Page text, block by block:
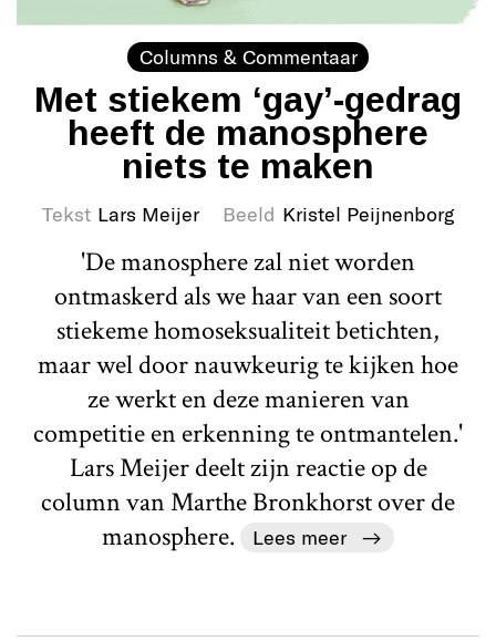
Columns & Commentaar
Met stiekem ‘gay’-gedrag
heeft de manosphere
niets te maken
Tekst Lars Meijer Beeld Kristel Peijnenborg
'De manosphere zal niet worden
ontmaskerd als we haar van een soort
stiekeme homoseksualiteit betichten,
maar wel door nauwkeurig te kijken hoe
ze werkt en deze manieren van
competitie en erkenning te ontmantelen.'
Lars Meijer deelt zijn reactie op de
column van Marthe Bronkhorst over de
manosphere.
Lees meer